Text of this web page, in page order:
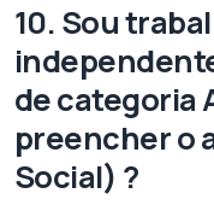
10. Sou
de categoria
preencher o
Social) ?